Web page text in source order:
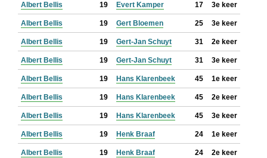
Albert Bellis 19 Evert Kamper 17 3e keer
Albert Bellis 19 Gert Bloemen 25 3e keer
Albert Bellis 19 Gert-Jan Schuyt 31 2e keer
Albert Bellis 19 Gert-Jan Schuyt 31 3e keer
Albert Bellis 19 Hans Klarenbeek 45 1e keer
Albert Bellis 19 Hans Klarenbeek 45 2e keer
Albert Bellis 19 Hans Klarenbeek 45 3e keer
Albert Bellis 19 Henk Braaf 24 1e keer
Albert Bellis 19 Henk Braaf 24 2e keer